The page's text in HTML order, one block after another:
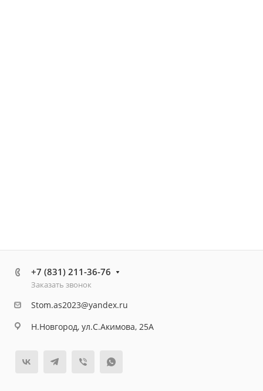
+7 (831) 211-36-76
Заказать звонок
Stom.as2023@yandex.ru
Н.Новгород, ул.С.Акимова, 25А